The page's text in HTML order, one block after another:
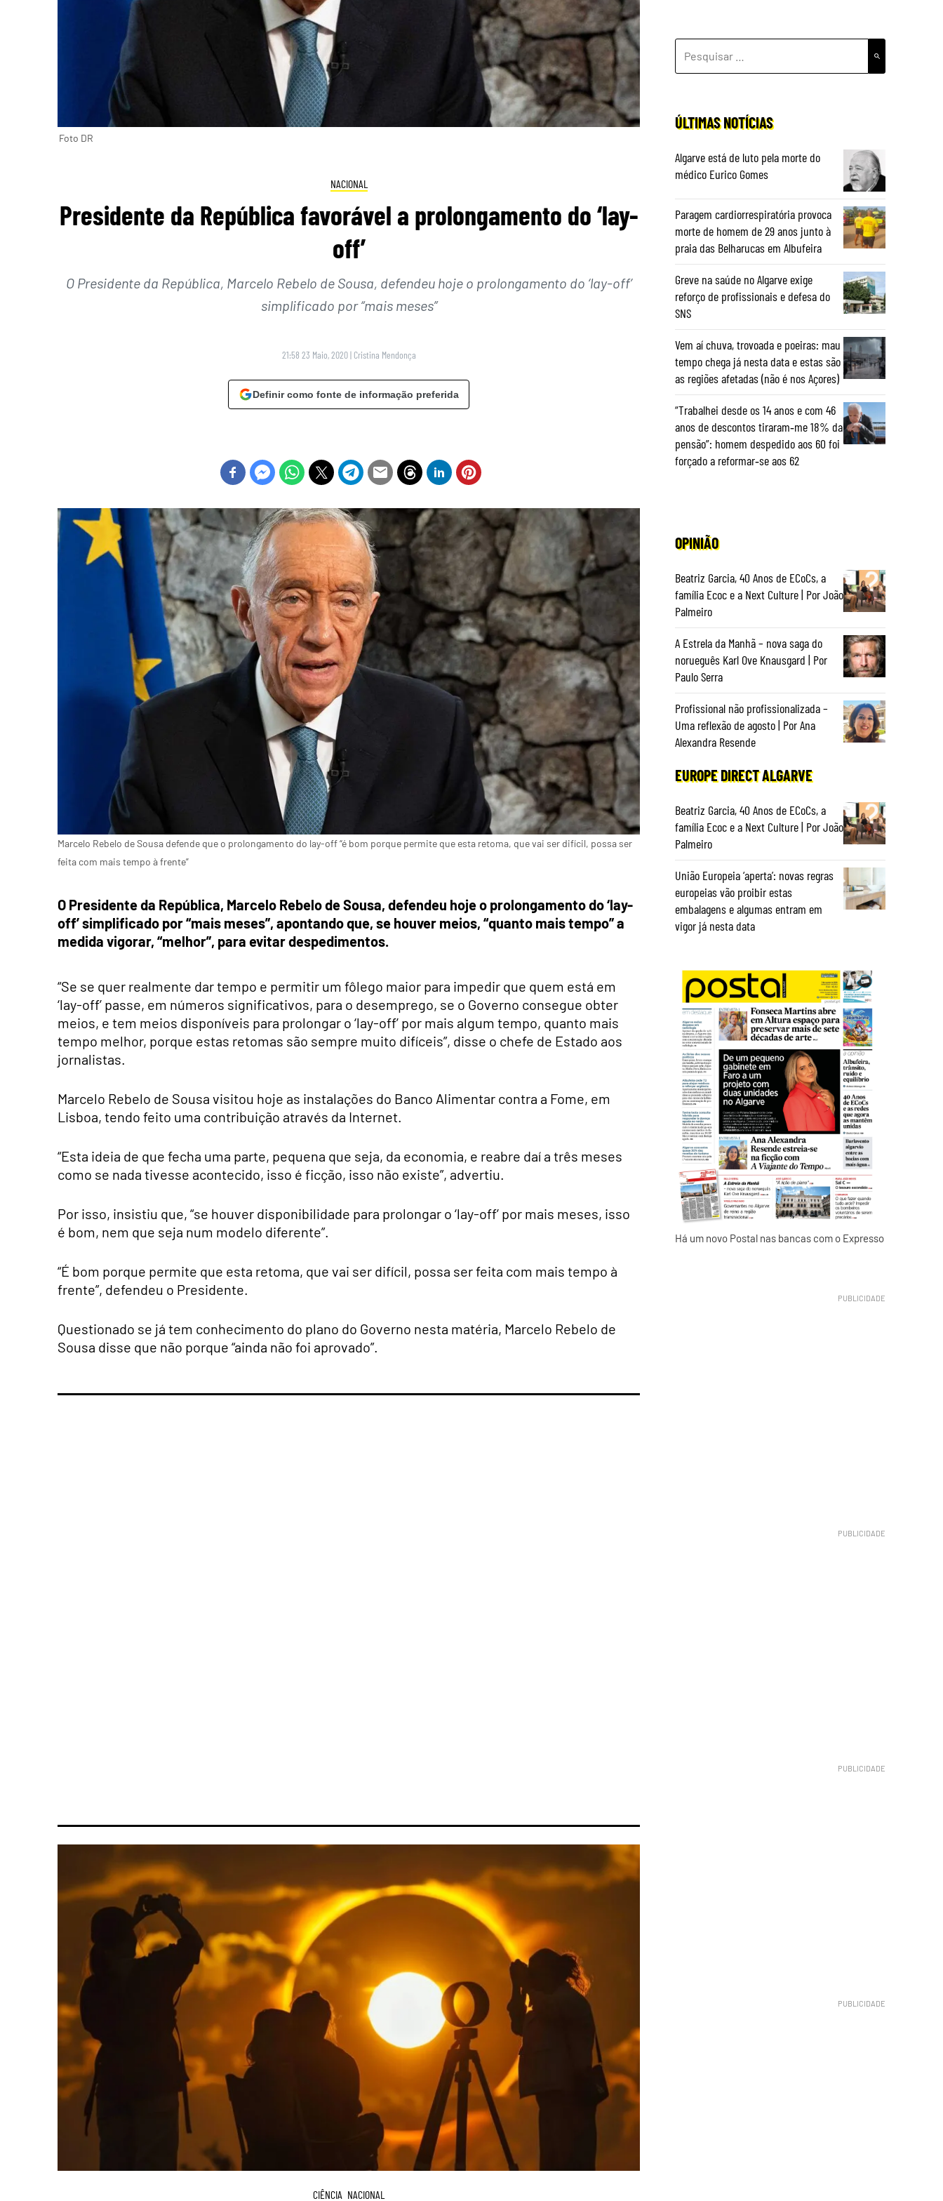
Foto DR
NACIONAL
Presidente da República favorável a prolongamento do ‘lay-
off’
O Presidente da República, Marcelo Rebelo de Sousa, defendeu hoje o prolongamento do ‘lay-off’
simplificado por “mais meses”
21:58 23 Maio, 2020 | Cristina Mendonça
Definir como fonte de informação preferida
Marcelo Rebelo de Sousa defende que o prolongamento do lay-off “é bom porque permite que esta retoma, que vai ser difícil, possa ser
feita com mais tempo à frente”
O Presidente da República, Marcelo Rebelo de Sousa, defendeu hoje o prolongamento do ‘lay-
off’ simplificado por “mais meses”, apontando que, se houver meios, “quanto mais tempo” a
medida vigorar, “melhor”, para evitar despedimentos.
“Se se quer realmente dar tempo e permitir um fôlego maior para impedir que quem está em
‘lay-off’ passe, em números significativos, para o desemprego, se o Governo consegue obter
meios, e tem meios disponíveis para prolongar o ‘lay-off’ por mais algum tempo, quanto mais
tempo melhor, porque estas retomas são sempre muito difíceis”, disse o chefe de Estado aos
jornalistas.
Marcelo Rebelo de Sousa visitou hoje as instalações do Banco Alimentar contra a Fome, em
Lisboa, tendo feito uma contribuição através da Internet.
“Esta ideia de que fecha uma parte, pequena que seja, da economia, e reabre daí a três meses
como se nada tivesse acontecido, isso é ficção, isso não existe”, advertiu.
Por isso, insistiu que, “se houver disponibilidade para prolongar o ‘lay-off’ por mais meses, isso
é bom, nem que seja num modelo diferente”.
“É bom porque permite que esta retoma, que vai ser difícil, possa ser feita com mais tempo à
frente”, defendeu o Presidente.
Questionado se já tem conhecimento do plano do Governo nesta matéria, Marcelo Rebelo de
Sousa disse que não porque “ainda não foi aprovado”.
CIÊNCIA NACIONAL
POR:
ÚLTIMAS NOTÍCIAS
Algarve está de luto pela morte do
médico Eurico Gomes
Paragem cardiorrespiratória provoca
morte de homem de 29 anos junto à
praia das Belharucas em Albufeira
Greve na saúde no Algarve exige
reforço de profissionais e defesa do
SNS
Vem aí chuva, trovoada e poeiras: mau
tempo chega já nesta data e estas são
as regiões afetadas (não é nos Açores)
“Trabalhei desde os 14 anos e com 46
anos de descontos tiraram‑me 18% da
pensão”: homem despedido aos 60 foi
forçado a reformar‑se aos 62
OPINIÃO
Beatriz Garcia, 40 Anos de ECoCs, a
família Ecoc e a Next Culture | Por João
Palmeiro
A Estrela da Manhã – nova saga do
norueguês Karl Ove Knausgard | Por
Paulo Serra
Profissional não profissionalizada –
Uma reflexão de agosto | Por Ana
Alexandra Resende
EUROPE DIRECT ALGARVE
Beatriz Garcia, 40 Anos de ECoCs, a
família Ecoc e a Next Culture | Por João
Palmeiro
União Europeia ‘aperta’: novas regras
europeias vão proibir estas
embalagens e algumas entram em
vigor já nesta data
Há um novo Postal nas bancas com o Expresso